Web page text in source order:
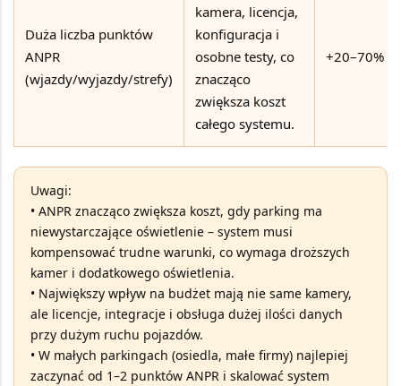
Duża liczba punktów
ANPR
(wjazdy/wyjazdy/strefy)
kamera, licencja,
konfiguracja i
osobne testy, co
znacząco
zwiększa koszt
całego systemu.
+20–70%
Uwagi:
• ANPR znacząco zwiększa koszt, gdy parking ma
niewystarczające oświetlenie – system musi
kompensować trudne warunki, co wymaga droższych
kamer i dodatkowego oświetlenia.
• Największy wpływ na budżet mają nie same kamery,
ale licencje, integracje i obsługa dużej ilości danych
przy dużym ruchu pojazdów.
• W małych parkingach (osiedla, małe firmy) najlepiej
zaczynać od 1–2 punktów ANPR i skalować system